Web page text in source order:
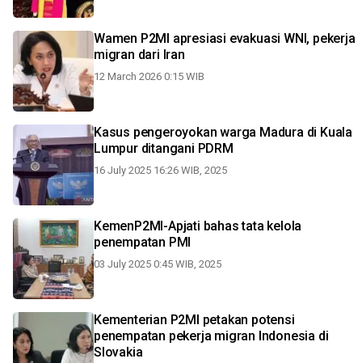
Wamen P2MI apresiasi evakuasi WNI, pekerja
migran dari Iran
12 March 2026 0:15 WIB
Kasus pengeroyokan warga Madura di Kuala
Lumpur ditangani PDRM
16 July 2025 16:26 WIB, 2025
KemenP2MI-Apjati bahas tata kelola
penempatan PMI
03 July 2025 0:45 WIB, 2025
Kementerian P2MI petakan potensi
penempatan pekerja migran Indonesia di
Slovakia